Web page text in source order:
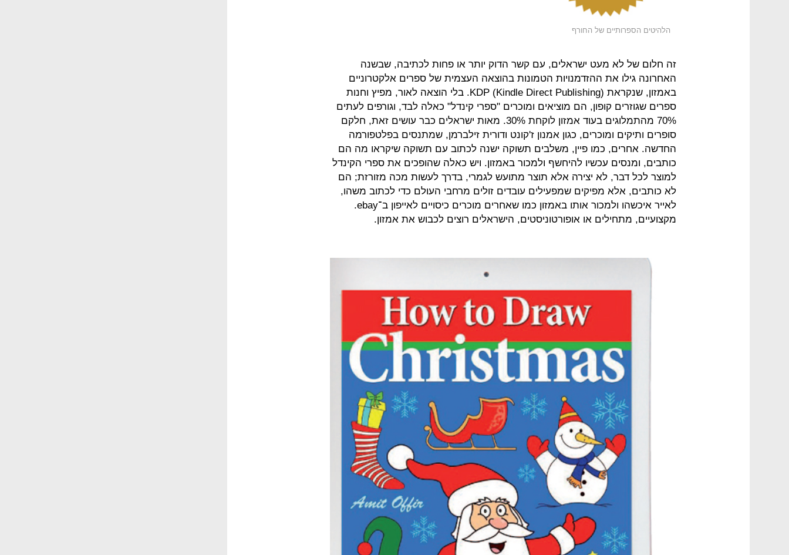
הלהיטים הספרותיים של החורף
זה חלום של לא מעט ישראלים, עם קשר הדוק יותר או פחות לכתיבה, שבשנה
האחרונה גילו את ההזדמנויות הטמונות בהוצאה העצמית של ספרים אלקטרוניים
באמזון, שנקראת KDP (Kindle Direct Publishing). בלי הוצאה לאור, מפיץ וחנות
ספרים שגוזרים קופון, הם מוציאים ומוכרים "ספרי קינדל" כאלה לבד, וגורפים לעתים
70% מהתמלוגים בעוד אמזון לוקחת 30%. מאות ישראלים כבר עושים זאת, חלקם
סופרים ותיקים ומוכרים, כגון אמנון ז'קונט ודורית זילברמן, שמתנסים בפלטפורמה
החדשה. אחרים, כמו פיין, משלבים תשוקה ישנה לכתוב עם תשוקה שיקראו מה הם
כותבים, ומנסים עכשיו להיחשף ולמכור באמזון. ויש כאלה שהופכים את ספרי הקינדל
למוצר לכל דבר, לא יצירה אלא תוצר מתועש לגמרי, בדרך לעשות מכה מזורזת; הם
לא כותבים, אלא מפיקים שמפעילים עובדים זולים מרחבי העולם כדי לכתוב משהו,
לאייר איכשהו ולמכור אותו באמזון כמו שאחרים מוכרים כיסויים לאייפון ב־ebay.
מקצועיים, מתחילים או אופורטוניסטים, הישראלים רוצים לכבוש את אמזון.